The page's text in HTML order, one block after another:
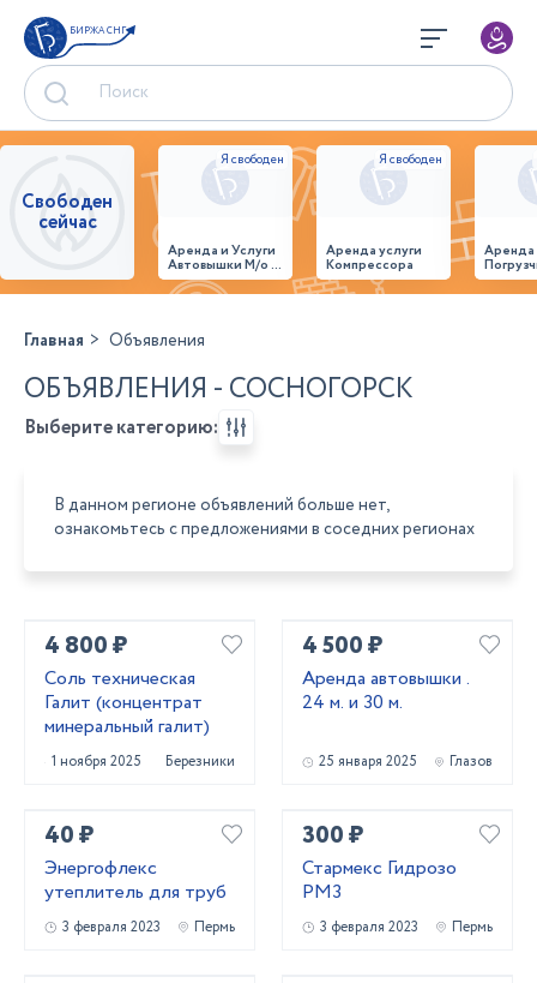
БИРЖА СНГ
Свободен
сейчас
Аренда и Услуги
Автовышки М/о г.
Домодедово
26,28,32 место
Аренда услуги
Компрессора
Главная Объявления
ОБЪЯВЛЕНИЯ - СОСНОГОРСК
Выберите категорию:
В данном регионе объявлений больше нет,
ознакомьтесь с предложениями в соседних регионах
4 800 ₽
Соль техническая
Галит (концентрат
минеральный галит)
1 ноября 2025 Березники
4 500 ₽
Аренда автовышки .
24 м. и 30 м.
25 января 2025 Глазов
40 ₽
Энергофлекс
утеплитель для труб
3 февраля 2023 Пермь
300 ₽
Стармекс Гидрозо
РМ3
3 февраля 2023 Пермь